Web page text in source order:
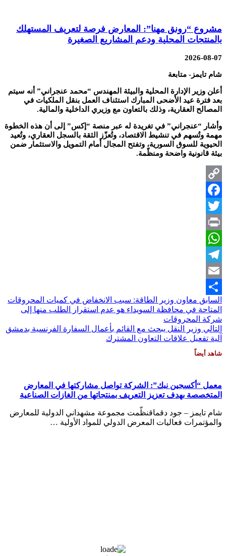
مشروع “رونق مهنا”: المعارض فرصة لتعريف المستهلك
بالمنتجات المحلية ودعم المشاريع الصغيرة
2026-08-07
شام تايمز- متابعة
أعلن وزير الإدارة المحلية والبيئة المهندس “محمد عنجراني” أنه سيتم
بعد فترة عيد الأضحى المبارك استئناف العمل بنقل الملكيات في
المصالح العقارية، وذلك بالتعاون مع وزيري الداخلية والمالية.
وأشار “عنجراني” في تغريدة له عبر منصة “إكس” إلى أن هذه الخطوة
مهمة وتُسهم في تنشيط الاقتصاد، وتُعزّز الثقة بالسجل العقاري، وتُعيد
الحيوية للسوق السورية، وتفتح المجال أمام التمويل والاستثمار ضمن
بيئة قانونية واضحة ومنظّمة.
Copy
Link
Facebook
Twitter
Print
WhatsApp
Telegram
Email
Share
السابق معاون وزير الطاقة: سبب الانخفاض في كميات المحروقات
المتاحة في محافظة السويداء هو عدم استقرار الطلب منها إلى
شركة المحروقات
التالي وزير النقل يبحث مع القائم بأعمال السفارة الفرنسية بدمشق
آلية تفعيل علاقات التعاون المشترك
شاهد أيضاً
معمل “أكسجين نبك”: الشركة تواصل مشاركتها في المعارض
المتخصصة بهدف تعزيز التعريف بمنتجاتها من الغازات الصناعية
شام تايمز – جود دقماقنظّمت مجموعة مشهداني الدولية للمعارض
والمؤتمرات فعاليات المعرض الدولي للمواد الأولية …